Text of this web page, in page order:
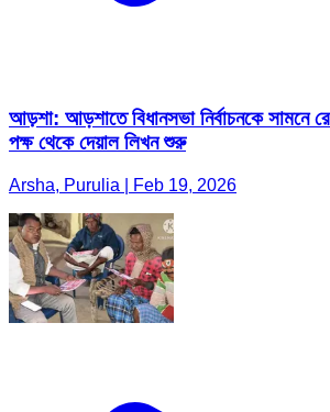
আড়শা: আড়শাতে বিধানসভা নির্বাচনকে সামনে
পক্ষ থেকে দেয়াল লিখন শুরু
Arsha, Purulia | Feb 19, 2026